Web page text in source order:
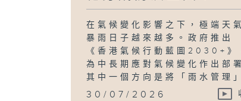
在氣候變化影響之下，極端天
暴雨日子越來越多。政府推出
《香港氣候行動藍圖2030+》
為中長期應對氣候變化作出部
其中一個方向是將「雨水管理
30/07/2026